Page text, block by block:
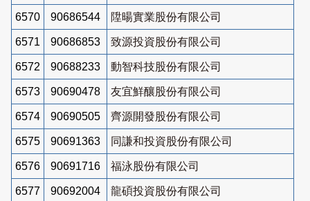
6570 90686544 陞暘實業股份有限公司
6571 90686853 致源投資股份有限公司
6572 90688233 動智科技股份有限公司
6573 90690478 友宜鮮釀股份有限公司
6574 90690505 齊源開發股份有限公司
6575 90691363 同謙和投資股份有限公司
6576 90691716 福泳股份有限公司
6577 90692004 龍碩投資股份有限公司